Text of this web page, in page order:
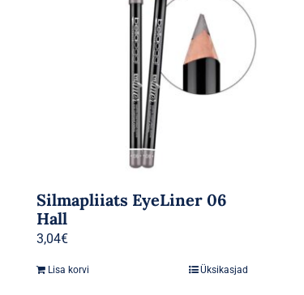
Silmapliiats EyeLiner 06
Hall
3,04€
Lisa korvi Üksikasjad